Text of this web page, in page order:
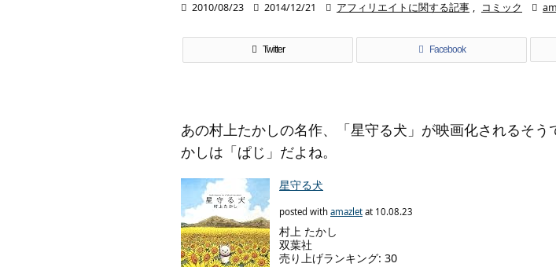
 2010/08/23  2014/12/21  アフィリエイトに関する記事 , コミック 
Twitter Facebook
あの村上たかしの名作、「星守る犬」が映画化されるそ
かしは「ぱじ」だよね。
星守る犬
posted with amazlet at 10.08.23
村上 たかし
双葉社
売り上げランキング: 30